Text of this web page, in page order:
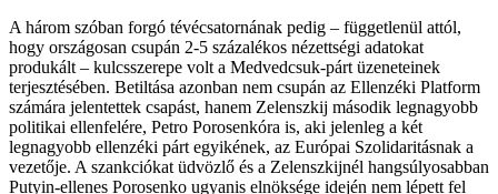
A három szóban forgó tévécsatornának pedig – függetlenül attól,
hogy országosan csupán 2-5 százalékos nézettségi adatokat
produkált – kulcsszerepe volt a Medvedcsuk-párt üzeneteinek
terjesztésében. Betiltása azonban nem csupán az Ellenzéki Platform
számára jelentettek csapást, hanem Zelenszkij második legnagyobb
politikai ellenfelére, Petro Porosenkóra is, aki jelenleg a két
legnagyobb ellenzéki párt egyikének, az Európai Szolidaritásnak a
vezetője. A szankciókat üdvözlő és a Zelenszkijnél hangsúlyosabban
Putyin-ellenes Porosenko ugyanis elnöksége idején nem lépett fel